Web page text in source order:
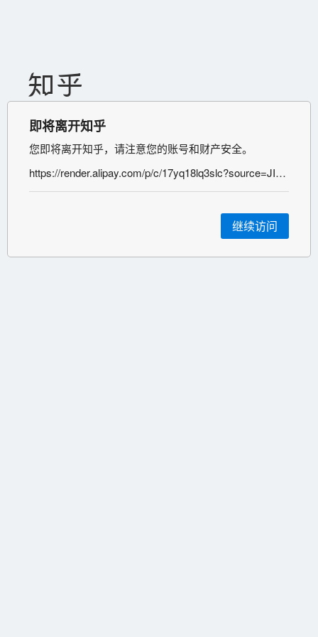
即将离开知乎
您即将离开知乎，请注意您的账号和财产安全。
https://render.alipay.com/p/c/17yq18lq3slc?source=JING_LING
继续访问